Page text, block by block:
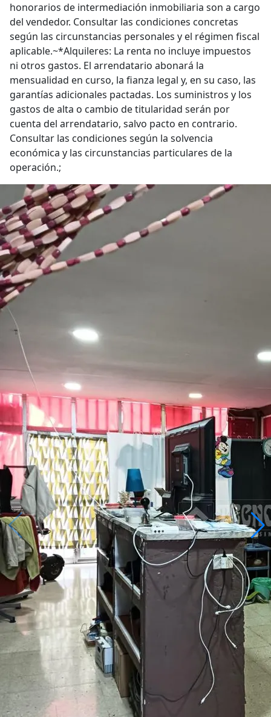
honorarios de intermediación inmobiliaria son a cargo
del vendedor. Consultar las condiciones concretas
según las circunstancias personales y el régimen fiscal
aplicable.~*Alquileres: La renta no incluye impuestos
ni otros gastos. El arrendatario abonará la
mensualidad en curso, la fianza legal y, en su caso, las
garantías adicionales pactadas. Los suministros y los
gastos de alta o cambio de titularidad serán por
cuenta del arrendatario, salvo pacto en contrario.
Consultar las condiciones según la solvencia
económica y las circunstancias particulares de la
operación.;